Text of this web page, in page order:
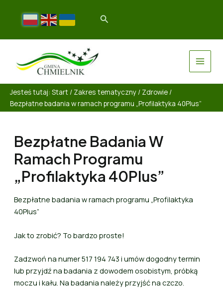
Jesteś tutaj: Start / Zakres tematyczny / Zdrowie /
Bezpłatne badania w ramach programu „Profilaktyka 40Plus”
Bezpłatne Badania W
Ramach Programu
„Profilaktyka 40Plus”
Bezpłatne badania w ramach programu „Profilaktyka
40Plus”
Jak to zrobić? To bardzo proste!
Zadzwoń na numer 517 194 743 i umów dogodny termin
lub przyjdź na badania z dowodem osobistym, próbką
moczu i kału. Na badania należy przyjść na czczo.